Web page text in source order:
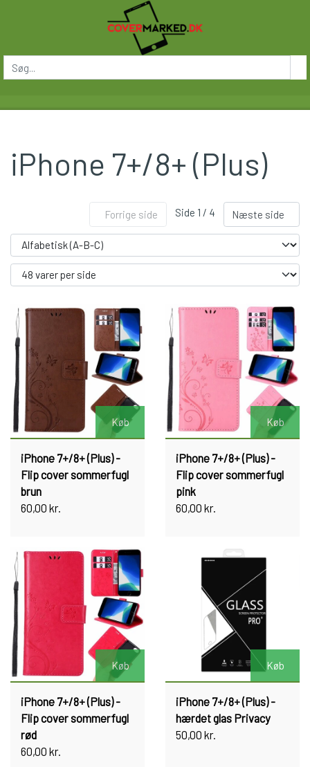
iPhone 7+/8+ (Plus)
Forrige side Side 1 / 4 Næste side
Køb
iPhone 7+/8+ (Plus) -
Flip cover sommerfugl
brun
60,00 kr.
Køb
iPhone 7+/8+ (Plus) -
Flip cover sommerfugl
pink
60,00 kr.
Køb
iPhone 7+/8+ (Plus) -
Flip cover sommerfugl
rød
60,00 kr.
Køb
iPhone 7+/8+ (Plus) -
hærdet glas Privacy
50,00 kr.